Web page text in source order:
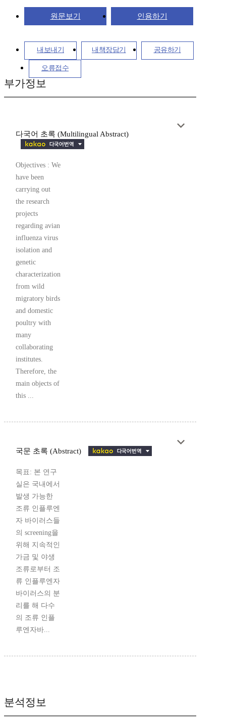
원문보기 인용하기
내보내기 내책장담기 공유하기
오류접수
부가정보
다국어 초록 (Multilingual Abstract)
Objectives : We
have been
carrying out
the research
projects
regarding avian
influenza virus
isolation and
genetic
characterization
from wild
migratory birds
and domestic
poultry with
many
collaborating
institutes.
Therefore, the
main objects of
this ...
국문 초록 (Abstract)
목표: 본 연구
실은 국내에서
발생 가능한
조류 인플루엔
자 바이러스들
의 screening을
위해 지속적인
가금 및 야생
조류로부터 조
류 인플루엔자
바이러스의 분
리를 해 다수
의 조류 인플
루엔자바...
분석정보